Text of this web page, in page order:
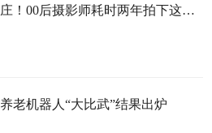
纵览原创丨这竟然是石家庄！00后摄影师耗时两年拍下这座城市的独有之美
老机器人“大比武”结果出炉